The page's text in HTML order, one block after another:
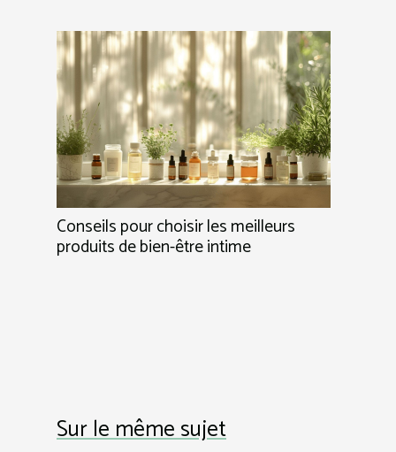
Conseils pour choisir les meilleurs
produits de bien-être intime
Sur le même sujet